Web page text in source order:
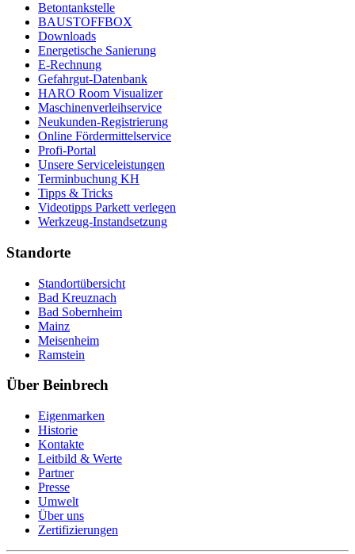
Betontankstelle
BAUSTOFFBOX
Downloads
Energetische Sanierung
E-Rechnung
Gefahrgut-Datenbank
HARO Room Visualizer
Maschinenverleihservice
Neukunden-Registrierung
Online Fördermittelservice
Profi-Portal
Unsere Serviceleistungen
Terminbuchung KH
Tipps & Tricks
Videotipps Parkett verlegen
Werkzeug-Instandsetzung
Standorte
Standortübersicht
Bad Kreuznach
Bad Sobernheim
Mainz
Meisenheim
Ramstein
Über Beinbrech
Eigenmarken
Historie
Kontakte
Leitbild & Werte
Partner
Presse
Umwelt
Über uns
Zertifizierungen